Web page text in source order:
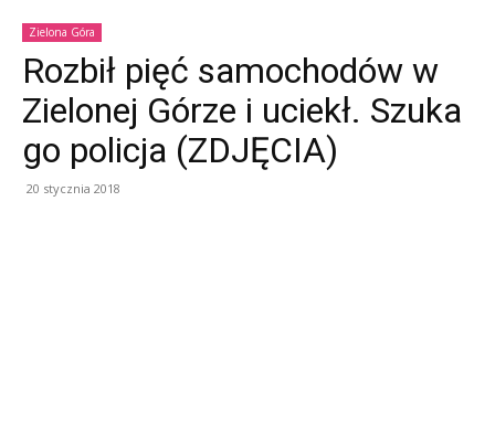
Zielona Góra
Rozbił pięć samochodów w
Zielonej Górze i uciekł. Szuka
go policja (ZDJĘCIA)
20 stycznia 2018